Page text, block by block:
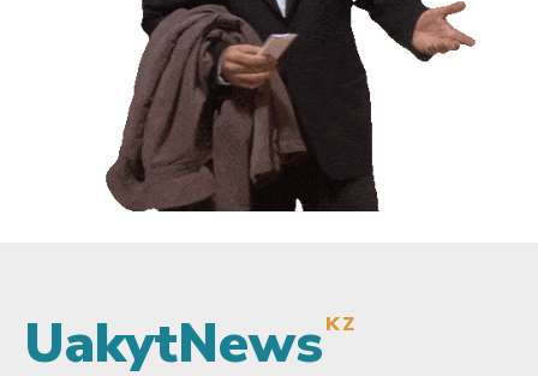
UakytNewsKZ